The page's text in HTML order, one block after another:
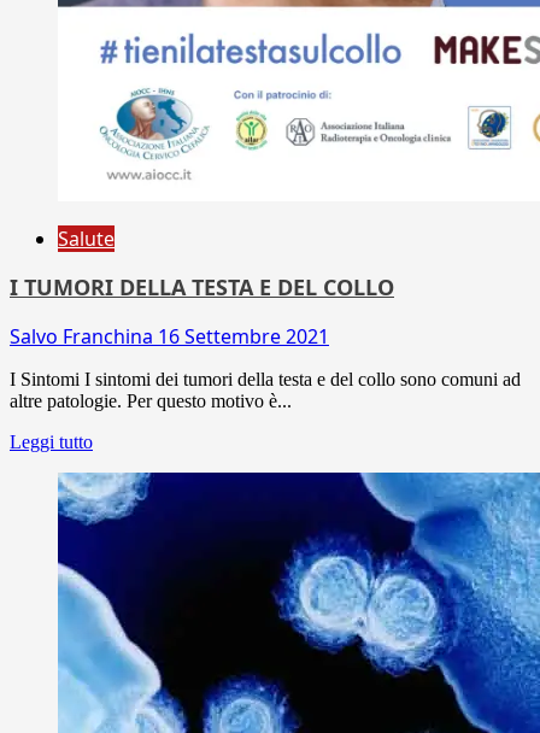
Salute
I TUMORI DELLA TESTA E DEL COLLO
Salvo Franchina 16 Settembre 2021
I Sintomi I sintomi dei tumori della testa e del collo sono comuni ad
altre patologie. Per questo motivo è...
Leggi tutto